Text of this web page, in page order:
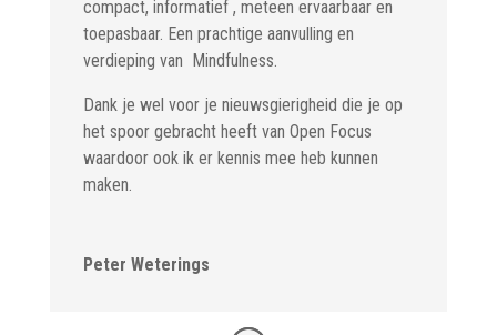
compact, informatief , meteen ervaarbaar en
toepasbaar. Een prachtige aanvulling en
verdieping van Mindfulness.
Dank je wel voor je nieuwsgierigheid die je op
het spoor gebracht heeft van Open Focus
waardoor ook ik er kennis mee heb kunnen
maken.
Peter Weterings